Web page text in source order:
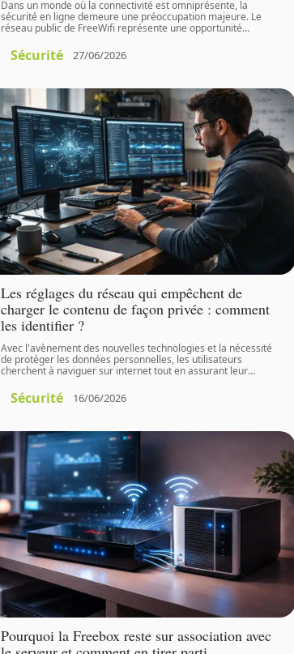
Dans un monde où la connectivité est omniprésente, la
sécurité en ligne demeure une préoccupation majeure. Le
réseau public de FreeWifi représente une opportunité…
Sécurité 27/06/2026
Les réglages du réseau qui empêchent de
charger le contenu de façon privée : comment
les identifier ?
Avec l'avènement des nouvelles technologies et la nécessité
de protéger les données personnelles, les utilisateurs
cherchent à naviguer sur internet tout en assurant leur…
Sécurité 16/06/2026
Pourquoi la Freebox reste sur association avec